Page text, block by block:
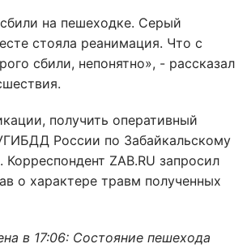
на пешеходке. Серый
стояла реанимация. Что с
сбили, непонятно», - рассказал
получить оперативный
России по Забайкальскому
Корреспондент ZAB.RU запросил
о характере травм полученных
в 17:06: Состояние пешехода